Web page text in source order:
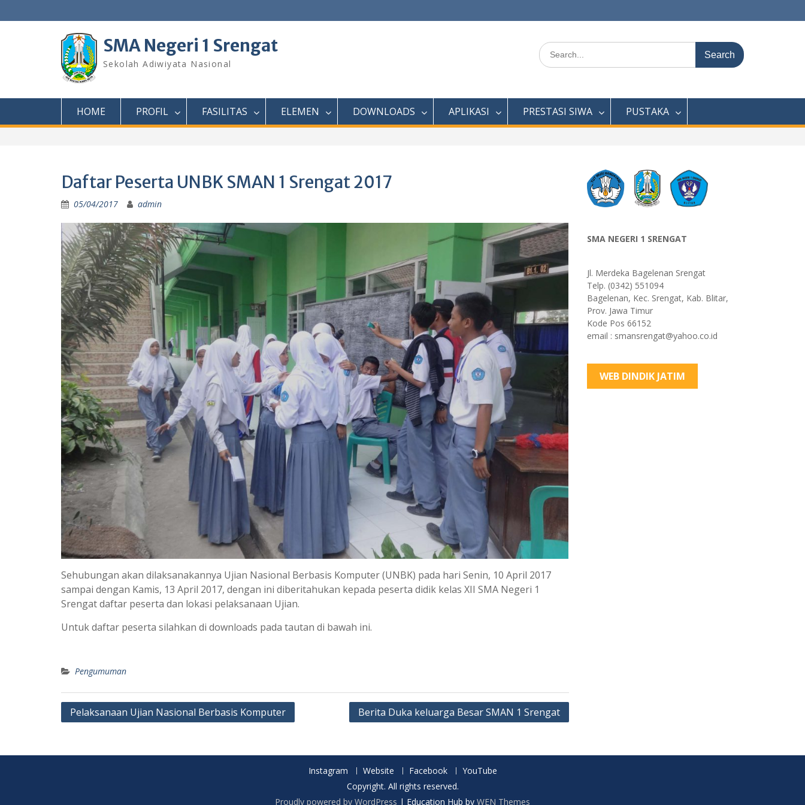
to
SMA Negeri 1 Srengat
Sekolah Adiwiyata Nasional
Search
for:
HOME PROFIL FASILITAS ELEMEN DOWNLOADS APLIKASI PRESTASI SIWA PUSTAKA
Daftar Peserta UNBK SMAN 1 Srengat 2017
05/04/2017 admin
Sehubungan akan dilaksanakannya Ujian Nasional Berbasis Komputer (UNBK) pada hari Senin, 10 April 2017
sampai dengan Kamis, 13 April 2017, dengan ini diberitahukan kepada peserta didik kelas XII SMA Negeri 1
Srengat daftar peserta dan lokasi pelaksanaan Ujian.
Untuk daftar peserta silahkan di downloads pada tautan di bawah ini.
Pengumuman
Post
Pelaksanaan Ujian Nasional Berbasis Komputer Berita Duka keluarga Besar SMAN 1 Srengat
SMA NEGERI 1 SRENGAT
Jl. Merdeka Bagelenan Srengat
Telp. (0342) 551094
Bagelenan, Kec. Srengat, Kab. Blitar,
Prov. Jawa Timur
Kode Pos 66152
email : smansrengat@yahoo.co.id
WEB DINDIK JATIM
Instagram Website Facebook
YouTube
Copyright. All rights reserved.
Proudly powered by WordPress | Education Hub by WEN Themes